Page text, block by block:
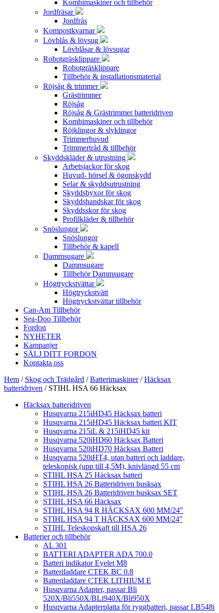
Kombimaskiner och tillbehör
Jordfräsar
Jordfräs
Kompostkvarnar
Lövblås & lövsug
Lövblåsar & lövsugar
Robotgräsklippare
Robotgräsklippare
Tillbehör & installationsmaterial
Röjsåg & trimmer
Grästrimmer
Röjsåg
Röjsåg & Grästrimmer batteridriven
Kombimaskiner och tillbehör
Röjklingor & slyklingor
Trimmerhuvud
Trimmertråd & tillbehör
Skyddskläder & utrustning
Arbetsjackor för skog
Huvud- hörsel & ögonskydd
Selar & skyddsutrustning
Skyddsbyxor för skog
Skyddshandskar för skog
Skyddsskor för skog
Profilkläder & tillbehör
Snöslungor
Snöslungor
Tillbehör & kapell
Dammsugare
Dammsugare
Tillbehör Dammsugare
Högtryckstvättar
Högtryckstvätt
Högtryckstvättar tillbehör
Can-Am Tillbehör
Sea-Doo Tillbehör
Fordon
NYHETER
Kampanjer
SÄLJ DITT FORDON
Kontakta oss
Hem / Skog och Trädgård /Batterimaskiner/Häcksax
batteridriven / STIHL HSA 66 Häcksax
Häcksax batteridriven
Husqvarna 215iHD45 Häcksax batteri
Husqvarna 215iHD45 Häcksax batteri KIT
Husqvarna 215iL & 215iHD45 kit
Husqvarna 520iHD60 Häcksax Batteri
Husqvarna 520iHD70 Häcksax Batteri
Husqvarna 520iHT4, utan batteri och laddare,
teleskopisk (upp till 4,5M), knivlängd 55 cm
STIHL HSA 25 Häcksax batteri
STIHL HSA 26 Batteridriven busksax
STIHL HSA 26 Batteridriven busksax SET
STIHL HSA 66 Häcksax
STIHL HSA 94 R HÄCKSAX 600 MM/24″
STIHL HSA 94 T HÄCKSAX 600 MM/24″
STIHL Teleskopskaft till HSA 26
Batterier och tillbehör
AL 301
BATTERI ADAPTER ADA 700.0
Batteri indikator Eyelet M8
Batteriladdare CTEK BC 0.8
Batteriladdare CTEK LITHIUM E
Husqvarna Adapter, passar Bli
520X/Bli550X/BLi940X/Bli950X
Husqvarna Adapterplatta för ryggbatteri, passar LB548i